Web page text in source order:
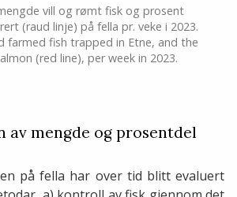
vill og rømt fisk og prosent
(raud linje) på fella pr. veke i 2023.
farmed fish trapped in Etne, and the
(red line), per week in 2023.
av mengde og prosentdel
på fella har over tid blitt evaluert